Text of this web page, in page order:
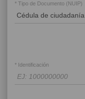
* Tipo de Documento (NUIP)
* Identificación